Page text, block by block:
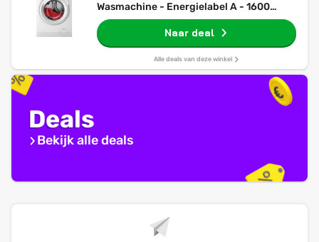
Wasmachine - Energielabel A - 1600
toeren - 8 kg - NL/FR
Naar deal
Alle deals van deze winkel
Deals
Bekijk alle deals